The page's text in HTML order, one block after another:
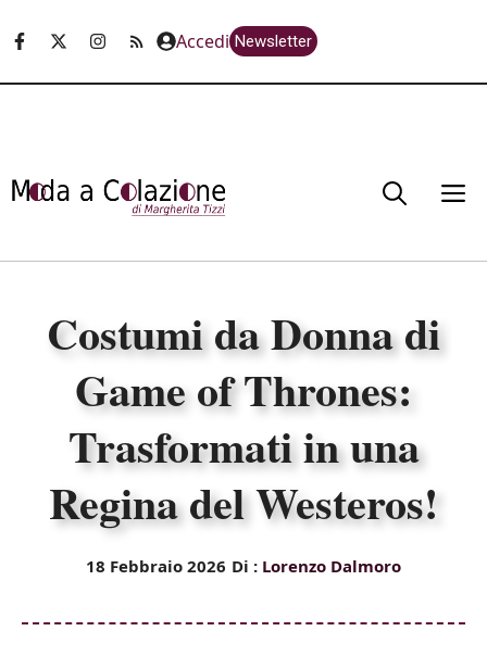
Accedi Newsletter
Costumi da Donna di
Game of Thrones:
Trasformati in una
Regina del Westeros!
18 Febbraio 2026 Di : Lorenzo Dalmoro